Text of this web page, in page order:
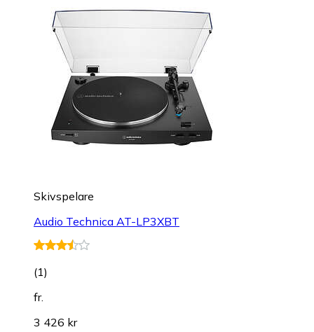
Skivspelare
Audio Technica AT-LP3XBT
(1)
fr.
3 426 kr